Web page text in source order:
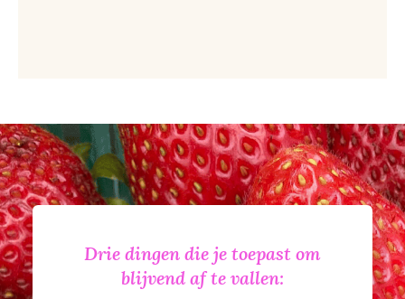
Drie dingen die je toepast om
blijvend af te vallen: